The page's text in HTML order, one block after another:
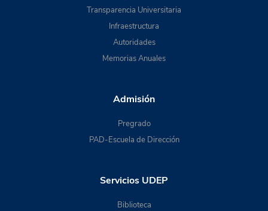
Transparencia Universitaria
Infraestructura
Autoridades
Memorias Anuales
Admisión
Pregrado
PAD-Escuela de Dirección
Servicios UDEP
Biblioteca